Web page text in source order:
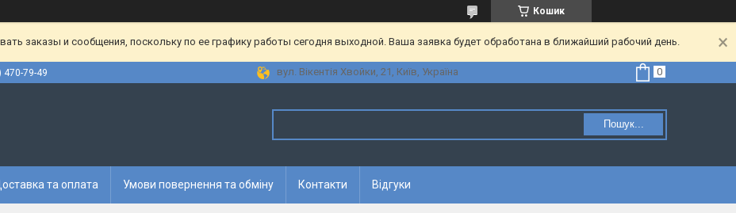
Кошик
заказы и сообщения, поскольку по ее графику работы сегодня выходной. Ваша заявка будет обработана в ближайший рабочий день.
470-79-49 вул. Вікентія Хвойки, 21, Київ, Україна
Пошук...
та оплата Умови повернення та обміну Контакти Відгуки